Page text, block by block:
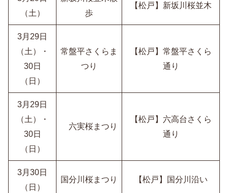
（土）
歩
【松戸】新坂川桜並木
3月29日
（土）・
30日
（日）
常盤平さくらま
つり
【松戸】常盤平さくら
通り
3月29日
（土）・
30日
（日）
六実桜まつり
【松戸】六高台さくら
通り
3月30日
（日）
国分川桜まつり 【松戸】国分川沿い